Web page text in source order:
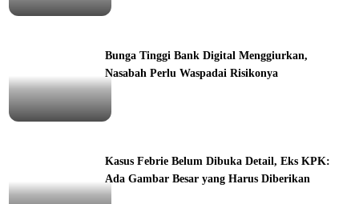
Bunga Tinggi Bank Digital Menggiurkan,
Nasabah Perlu Waspadai Risikonya
Kasus Febrie Belum Dibuka Detail, Eks KPK:
Ada Gambar Besar yang Harus Diberikan